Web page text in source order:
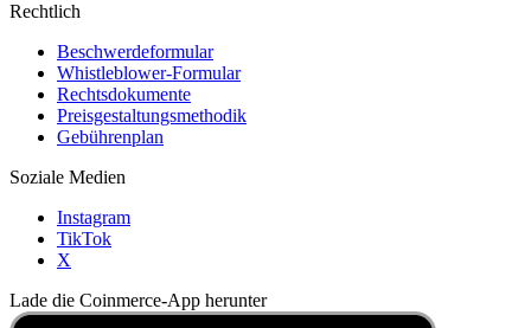
Rechtlich
Beschwerdeformular
Whistleblower-Formular
Rechtsdokumente
Preisgestaltungsmethodik
Gebührenplan
Soziale Medien
Instagram
TikTok
X
Lade die Coinmerce-App herunter